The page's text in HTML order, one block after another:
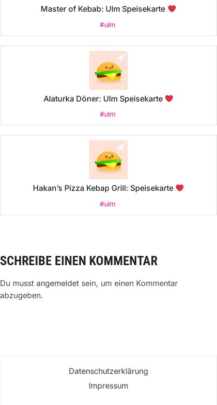
Master of Kebab: Ulm Speisekarte
#ulm
Alaturka Döner: Ulm Speisekarte
#ulm
Hakan’s Pizza Kebap Grill: Speisekarte
#ulm
SCHREIBE EINEN KOMMENTAR
Du musst angemeldet sein, um einen Kommentar
abzugeben.
Datenschutzerklärung
Impressum